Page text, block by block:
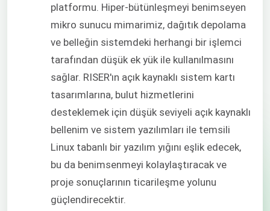
platformu. Hiper-bütünleşmeyi benimseyen
mikro sunucu mimarimiz, dağıtık depolama
ve belleğin sistemdeki herhangi bir işlemci
tarafından düşük ek yük ile kullanılmasını
sağlar. RISER'ın açık kaynaklı sistem kartı
tasarımlarına, bulut hizmetlerini
desteklemek için düşük seviyeli açık kaynaklı
bellenim ve sistem yazılımları ile temsili
Linux tabanlı bir yazılım yığını eşlik edecek,
bu da benimsenmeyi kolaylaştıracak ve
proje sonuçlarının ticarileşme yolunu
güçlendirecektir.